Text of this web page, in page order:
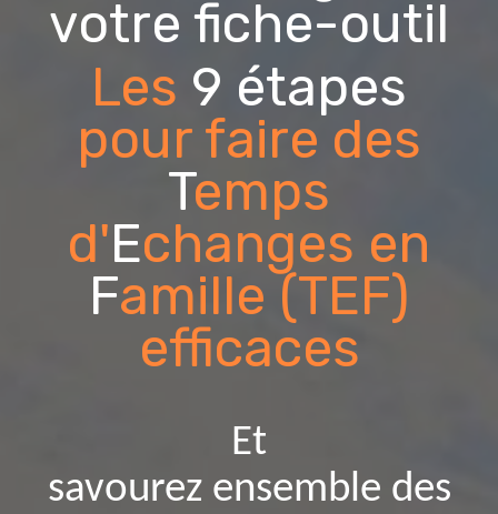
votre fiche-outil
Les 9 étapes
pour faire des
Temps
d'Echanges en
Famille (TEF)
efficaces
Et
savourez ensemble des